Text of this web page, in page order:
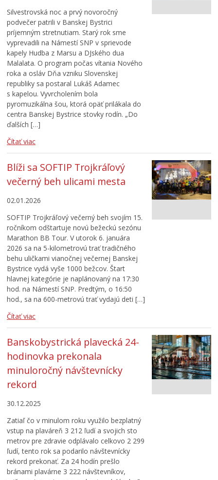
Silvestrovská noc a prvý novoročný
podvečer patrili v Banskej Bystrici
príjemným stretnutiam. Starý rok sme
vyprevadili na Námestí SNP v sprievode
kapely Hudba z Marsu a DJského dua
Malalata. O program počas vítania Nového
roka a osláv Dňa vzniku Slovenskej
republiky sa postaral Lukáš Adamec
s kapelou. Vyvrcholením bola
pyromuzikálna šou, ktorá opäť prilákala do
centra Banskej Bystrice stovky rodín. „Do
ďalších […]
Čítať viac
Blíži sa SOFTIP Trojkráľový
večerný beh ulicami mesta
02.01.2026
SOFTIP Trojkráľový večerný beh svojím 15.
ročníkom odštartuje novú bežeckú sezónu
Marathon BB Tour. V utorok 6. januára
2026 sa na 5-kilometrovú trať tradičného
behu uličkami vianočnej večernej Banskej
Bystrice vydá vyše 1000 bežcov. Štart
hlavnej kategórie je naplánovaný na 17:30
hod. na Námestí SNP. Predtým, o 16:50
hod., sa na 600-metrovú trať vydajú deti […]
Čítať viac
Banskobystrická plavecká 24-
hodinovka prekonala
minuloročný návštevnícky
rekord
30.12.2025
Zatiaľ čo v minulom roku využilo bezplatný
vstup na plaváreň 3 212 ľudí a svojich sto
metrov pre zdravie odplávalo celkovo 2 299
ľudí, tento rok sa podarilo návštevnícky
rekord prekonať. Za 24 hodín prešlo
bránami plavárne 3 222 návštevníkov,